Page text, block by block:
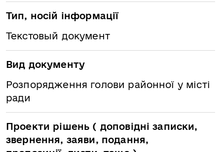
Тип, носій інформації
Текстовый документ
Вид документу
Розпорядження голови районної у місті
ради
Проекти рішень ( доповідні записки,
звернення, заяви, подання,